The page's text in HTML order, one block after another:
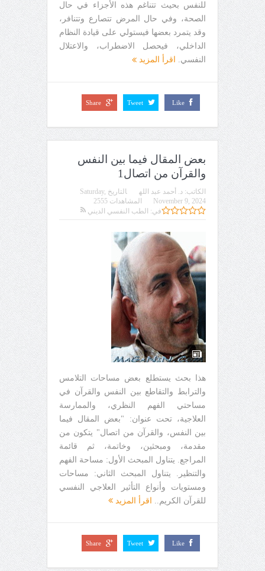
للنفس بحيث تتناغم هذه الأجزاء في حال
الصحة، وفي حال المرض تتصارع وتتنافر،
وقد يتمرد بعضها فيستولي على قيادة النظام
الداخلي، فيحصل الاضطراب، والاعتلال
النفسي.
اقرأ المزيد
Like
Tweet
Share
بعض المقال فيما بين النفس
والقرآن من اتصال1
الكاتب: د. أحمد عبد الله التاريخ Saturday,
November 9, 2024
في: الطب النفسي الديني
المشاهدات 2555
هذا بحث يستطلع بعض مساحات التلامس
والترابط والتقاطع بين النفس والقرآن في
مساحتي الفهم النظري، والممارسة
العلاجية، تحت عنوان: "بعض المقال فيما
بين النفس، والقرآن من اتصال" يتكون من
مقدمة، ومبحثين، وخاتمة، ثم قائمة
المراجع. يتناول المبحث الأول: مساحة الفهم
والتنظير. يتناول المبحث الثاني: مساحات
ومستويات وأنواع التأثير العلاجي النفسي
للقرآن الكريم.. اقرأ المزيد
Like
Tweet
Share